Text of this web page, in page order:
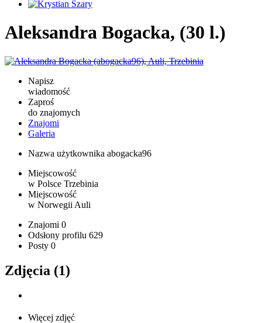
Aleksandra Bogacka, (30 l.)
Napisz
wiadomość
Zaproś
do znajomych
Znajomi
Galeria
Nazwa użytkownika abogacka96
Miejscowość
w Polsce Trzebinia
Miejscowość
w Norwegii Auli
Znajomi 0
Odsłony profilu 629
Posty 0
Zdjęcia (1)
Więcej zdjęć